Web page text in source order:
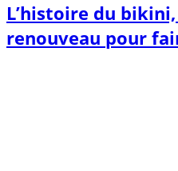
L’histoire du
renouveau pour